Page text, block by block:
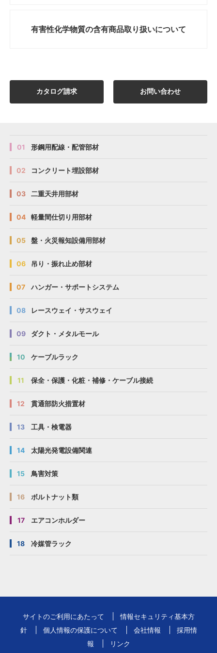
有害性化学物質の含有商品取り扱いについて
カタログ請求 お問い合わせ
01 形鋼用配線・配管部材
02 コンクリート埋設部材
03 二重天井用部材
04 軽量間仕切り用部材
05 盤・火災報知設備用部材
06 吊り・振れ止め部材
07 ハンガー・サポートシステム
08 レースウェイ・サスウェイ
09 ダクト・メタルモール
10 ケーブルラック
11 保全・保護・化粧・補修・ケーブル接続
12 貫通部防火措置材
13 工具・検電器
14 太陽光発電設備関連
15 鳥害対策
16 ボルトナット類
17 エアコンホルダー
18 冷媒管ラック
サイトのご利用にあたって
情報セキュリティ基本方
針
個人情報の保護について 会社情報
採用情
報
リンク